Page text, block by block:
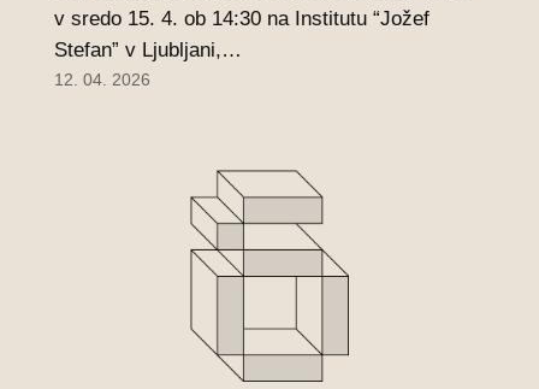
v sredo 15. 4. ob 14:30 na Institutu “Jožef
Stefan” v Ljubljani,…
12. 04. 2026